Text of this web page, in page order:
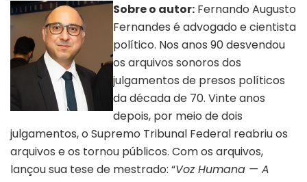
Sobre o autor: Fernando Augusto
Fernandes é advogado e cientista
político. Nos anos 90 desvendou
os arquivos sonoros dos
julgamentos de presos políticos
da década de 70. Vinte anos
depois, por meio de dois
julgamentos, o Supremo Tribunal Federal reabriu os
arquivos e os tornou públicos. Com os arquivos,
lançou sua tese de mestrado: “Voz Humana — A